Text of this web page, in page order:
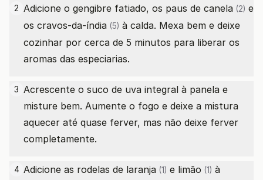
2 Adicione o gengibre fatiado, os paus de canela (2) e
os cravos-da-índia (5) à calda. Mexa bem e deixe
cozinhar por cerca de 5 minutos para liberar os
aromas das especiarias.
3 Acrescente o suco de uva integral à panela e
misture bem. Aumente o fogo e deixe a mistura
aquecer até quase ferver, mas não deixe ferver
completamente.
4 Adicione as rodelas de laranja (1) e limão (1) à